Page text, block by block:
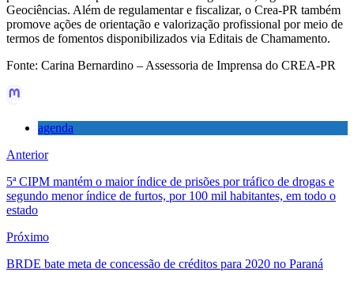
Geociências. Além de regulamentar e fiscalizar, o Crea-PR também
promove ações de orientação e valorização profissional por meio de
termos de fomentos disponibilizados via Editais de Chamamento.
Fonte: Carina Bernardino – Assessoria de Imprensa do CREA-PR
agenda
Anterior
5ª CIPM mantém o maior índice de prisões por tráfico de drogas e
segundo menor índice de furtos, por 100 mil habitantes, em todo o
estado
Próximo
BRDE bate meta de concessão de créditos para 2020 no Paraná